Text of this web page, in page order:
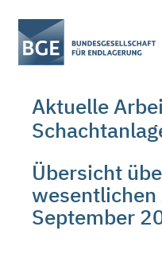
aus
folgenden
Bereichen
springen:
Inhaltsbereich
Navigation
Metamenü
Servicemenü
Aktuelle
Übersicht
September